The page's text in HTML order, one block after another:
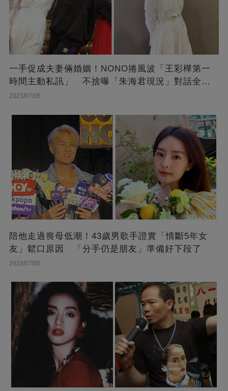
一手促成夫妻倆婚姻！NONO捲風波「王彩樺第一
時間主動私訊」 不捨曝「朱海君現況」對話全公
開
2023/07/05
陪他走過喪母低潮！43歲男歌手證實「情斷5年女
友」鬆口原因 「分手仍是朋友」準備好下段了
2023/07/05